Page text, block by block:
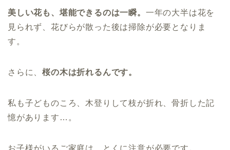
美しい花も、堪能できるのは一瞬。 一年の大半は花を
見られず、花びらが散った後は掃除が必要となりま
す。
さらに、桜の木は折れるんです。
私も子どものころ、木登りして枝が折れ、骨折した記
憶があります…。